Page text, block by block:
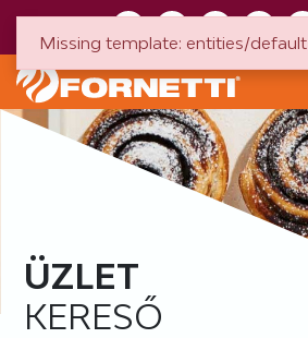
ÜZLET
KERESŐ
Missing template: entities/default